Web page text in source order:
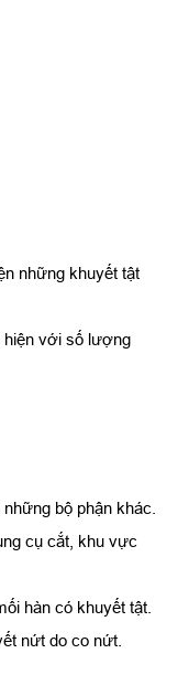
những khuyết tật
hiện với số lượng
bộ phận khác.
cụ cắt, khu vực
hàn có khuyết tật.
nứt do co nứt.